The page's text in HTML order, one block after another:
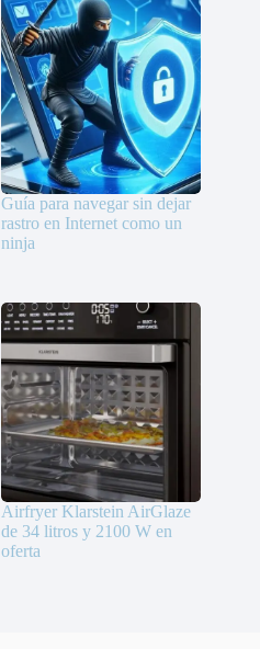
Guía para navegar sin dejar
rastro en Internet como un
ninja
Airfryer Klarstein AirGlaze
de 34 litros y 2100 W en
oferta